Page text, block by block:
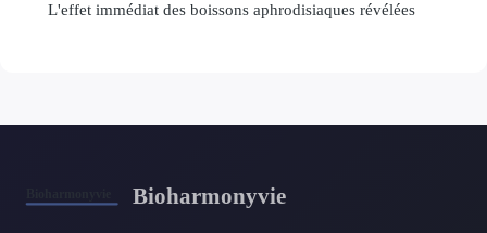
L'effet immédiat des boissons aphrodisiaques révélées
Bioharmonyvie